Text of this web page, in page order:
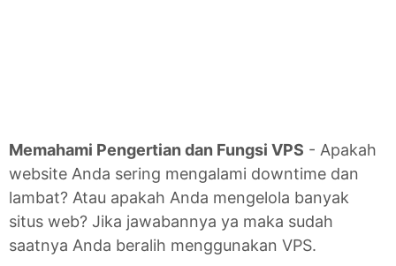
Memahami Pengertian dan Fungsi VPS - Apakah
website Anda sering mengalami downtime dan
lambat? Atau apakah Anda mengelola banyak
situs web? Jika jawabannya ya maka sudah
saatnya Anda beralih menggunakan VPS.